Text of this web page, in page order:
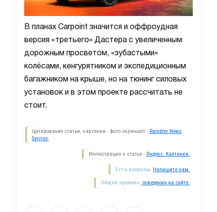
В планах Carpoint значится и оффроудная
версия «третьего» Дастера с увеличенным
дорожным просветом, «зубастыми»
колёсами, кенгурятником и экспедиционным
багажником на крыше, но на тюнинг силовых
установок и в этом проекте рассчитать не
стоит.
Цитирование статьи, картинки - фото скриншот - Rambler News
Service.
Иллюстрация к статье - Яндекс. Картинки.
Есть вопросы. Напишите нам.
Общие правила поведения на сайте.